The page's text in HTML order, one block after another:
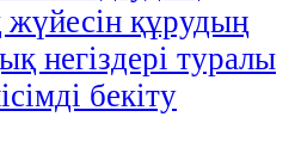
жүйесін құрудың
негіздері туралы
бекіту